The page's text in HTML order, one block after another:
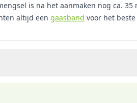
is na het aanmaken nog ca.
altijd een gaasband voor het